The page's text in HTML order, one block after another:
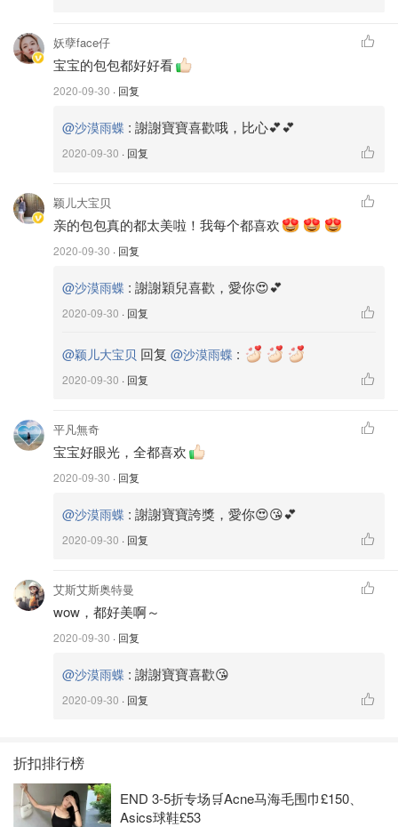
🌸比WOC要多裝很多東西。
🌸可調節肩帶長度，可以單肩或事斜肩背。
🌸推薦給喜歡粉色的寶寶們。
1. Gucci WOC
推荐指数：🌟🌟🌟
這款白色Gucci WOC是我夏天使用頻率很高的一款包包，
白色銀扣搭配夏天的衣服怎麼搭都低調好看。
妖孽face仔
宝宝的包包都好好看
2020-09-30 · 回复
@沙漠雨蝶 : 謝謝寶寶喜歡哦，比心💕💕
2020-09-30 · 回复
颖儿大宝贝
亲的包包真的都太美啦！我每个都喜欢
2020-09-30 · 回复
@沙漠雨蝶 : 謝謝穎兒喜歡，愛你😍💕
2020-09-30 · 回复
@颖儿大宝贝 回复 @沙漠雨蝶 :
2020-09-30 · 回复
平凡無奇
宝宝好眼光，全都喜欢
2020-09-30 · 回复
@沙漠雨蝶 : 謝謝寶寶誇獎，愛你😍😘💕
2020-09-30 · 回复
艾斯艾斯奥特曼
wow，都好美啊～
2020-09-30 · 回复
@沙漠雨蝶 : 謝謝寶寶喜歡😘
2020-09-30 · 回复
折扣排行榜
END 3-5折专场🛒Acne马海毛围巾£150、
Asics球鞋£53